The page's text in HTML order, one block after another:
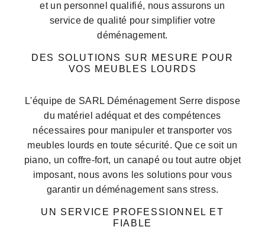
et un personnel qualifié, nous assurons un
service de qualité pour simplifier votre
déménagement.
DES SOLUTIONS SUR MESURE POUR
VOS MEUBLES LOURDS
L'équipe de SARL Déménagement Serre dispose
du matériel adéquat et des compétences
nécessaires pour manipuler et transporter vos
meubles lourds en toute sécurité. Que ce soit un
piano, un coffre-fort, un canapé ou tout autre objet
imposant, nous avons les solutions pour vous
garantir un déménagement sans stress.
UN SERVICE PROFESSIONNEL ET
FIABLE